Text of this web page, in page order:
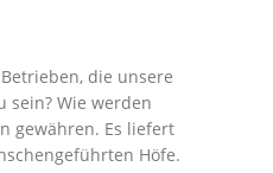
die unsere
sein? Wie werden
gewähren. Es liefert
Höfe.